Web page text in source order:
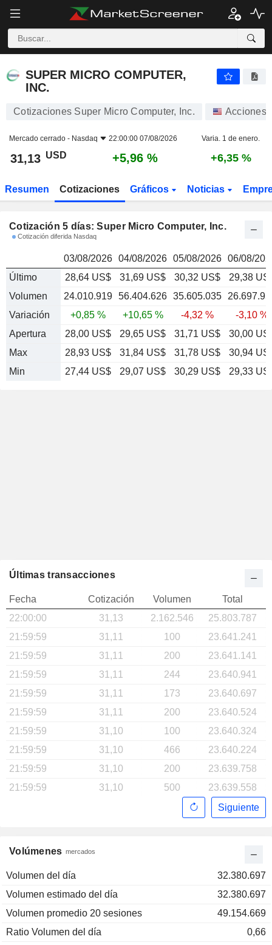
SUPER MICRO COMPUTER, INC. 31,13
SUPER MICRO COMPUTER,
INC.
Cotizaciones Super Micro Computer, Inc. Acciones
Mercado cerrado - Nasdaq 22:00:00 07/08/2026 Varia. 1 de enero.
31,13 USD +5,96 % +6,35 %
Resumen Cotizaciones Gráficos Noticias
Cotización 5 días: Super Micro Computer, Inc.
Cotización diferida Nasdaq
03/08/2026 04/08/2026 05/08/2026 06/08/
Último
28,64 US$ 31,69 US$ 30,32 US$
29,38
Volumen
24.010.919 56.404.626 35.605.035
Variación
+0,85 % +10,65 % -4,32 %
-3,10 %
Apertura
28,00 US$ 29,65 US$ 31,71 US$
30,00
Max
28,93 US$ 31,84 US$ 31,78 US$
30,94
Min
27,44 US$ 29,07 US$ 30,29 US$ 29,33
Volúmenes mercados
Volumen del día
32.380.697
Volumen estimado del día
32.380.697
Volumen promedio 20 sesiones
49.154.669
Ratio Volumen del día
0,66
Últimas transacciones
Fecha Cotización Volumen
Total
22:00:00
31,13 2.162.546
25.803.787
21:59:59
31,11 100
23.641.241
21:59:59
31,11 200
23.641.141
21:59:59
31,11 244
23.640.941
21:59:59
31,11 173
23.640.697
21:59:59
31,11 200
23.640.524
21:59:59
31,10 100
23.640.324
21:59:59
31,10 466
23.640.224
21:59:59
31,10 200
23.639.758
21:59:59
31,10 500
23.639.558
Siguiente